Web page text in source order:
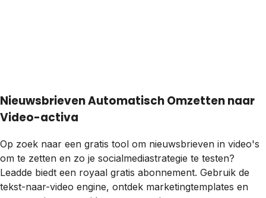
Nieuwsbrieven Automatisch Omzetten naar
Video-activa
Op zoek naar een gratis tool om nieuwsbrieven in video's
om te zetten en zo je socialmediastrategie te testen?
Leadde biedt een royaal gratis abonnement. Gebruik de
tekst-naar-video engine, ontdek marketingtemplates en